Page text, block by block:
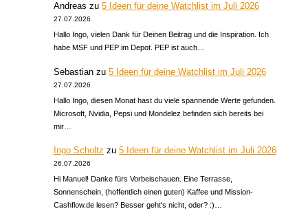
Andreas zu 5 Ideen für deine Watchlist im Juli 2026
27.07.2026
Hallo Ingo, vielen Dank für Deinen Beitrag und die Inspiration. Ich
habe MSF und PEP im Depot. PEP ist auch…
Sebastian zu 5 Ideen für deine Watchlist im Juli 2026
27.07.2026
Hallo Ingo, diesen Monat hast du viele spannende Werte gefunden.
Microsoft, Nvidia, Pepsi und Mondelez befinden sich bereits bei
mir…
Ingo Scholtz zu 5 Ideen für deine Watchlist im Juli 2026
26.07.2026
Hi Manuel! Danke fürs Vorbeischauen. Eine Terrasse,
Sonnenschein, (hoffentlich einen guten) Kaffee und Mission-
Cashflow.de lesen? Besser geht's nicht, oder? :)…